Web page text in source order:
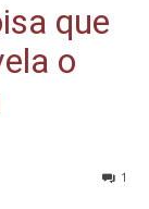
que
o
1